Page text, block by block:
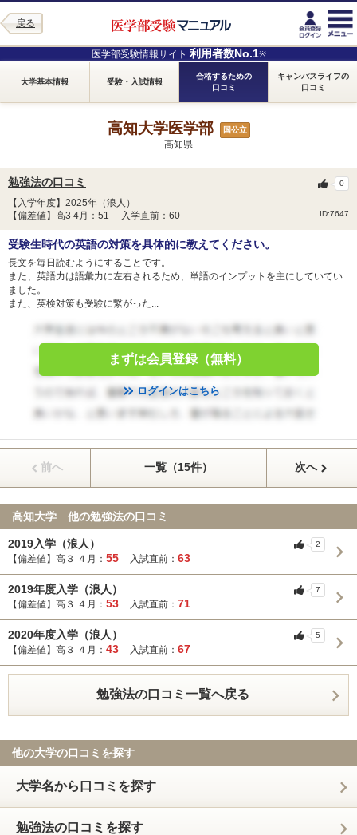
戻る
医学部受験情報サイト 利用者数No.1※
大学基本情報 受験・入試情報
合格するための
口コミ
キャンパスライフの
口コミ
高知大学医学部 国公立
高知県
勉強法の口コミ
【入学年度】2025年（浪人）
【偏差値】高3 4月：51 入学直前：60
ID:7647
0
受験生時代の英語の対策を具体的に教えてください。
長文を毎日読むようにすることです。
また、英語力は語彙力に左右されるため、単語のインプットを主にしていてい
ました。
また、英検対策も受験に繋がった...
まずは会員登録（無料）
ログインはこちら
前へ 一覧（15件） 次へ
高知大学 他の勉強法の口コミ
2019入学（浪人）
【偏差値】高３ ４月： 55 入試直前： 63
2
2019年度入学（浪人）
【偏差値】高３ ４月： 53 入試直前： 71
7
2020年度入学（浪人）
【偏差値】高３ ４月： 43 入試直前： 67
5
勉強法の口コミ一覧へ戻る
他の大学の口コミを探す
大学名から口コミを探す
勉強法の口コミを探す